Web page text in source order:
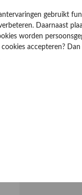
gebruikt
Daarnaast
worden
accepteren?